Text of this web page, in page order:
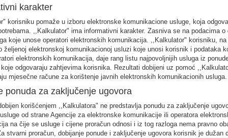
sva
FIKSNA
telefonija
MOBILNA
telefonija
INTERNET
usluge
unos raspodjela saobraćaja je usklađena s ponašanjem karakterističnog
saobraćaja prema konkretnim destinacijama, koristite detaljan unos
karakter
korisniku pomaže u izboru elektronske komunikacione usluge, koja
,,Kalkulator" ima informativni karakter. Zasniva se na podacima o
koje unose operatori elektronskih komunikacija. ,,Kalkulator" korisniku,
željenoj elektronskoj komunikacionoj usluzi koje unosi korisnik i podataka
elektronskih komunikacija, daje rang listu najpovoljnijih usluga iz
odgovaraju zahtjevima korisnika. Rezultati dobijeni uz pomoć
mjesečne račune za korištenje javnih elektronskih komunikacionih usluga.
ponuda za zaključenje ugovora
korišćenjem ,,Kalkulatora" ne predstavlja ponudu za zaključenje
od strane Agencije za elektronske komunikacije ili operatora
na čije se usluge i cijene proračun odnosi i iz tog razloga nema pravno
stvarni proračun, dobijanje ponude i zaključenje ugovora korisnik je dužan